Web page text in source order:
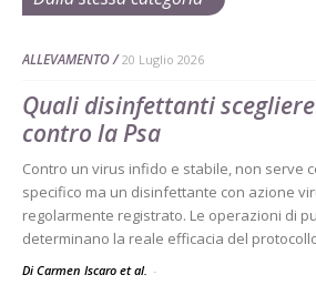
ALLEVAMENTO 20 Luglio 2026
Quali disinfettanti scegliere
contro la Psa
Contro un virus infido e stabile, non serve
specifico ma un disinfettante con azione
regolarmente registrato. Le operazioni di
determinano la reale efficacia del
Di Carmen Iscaro et al. -